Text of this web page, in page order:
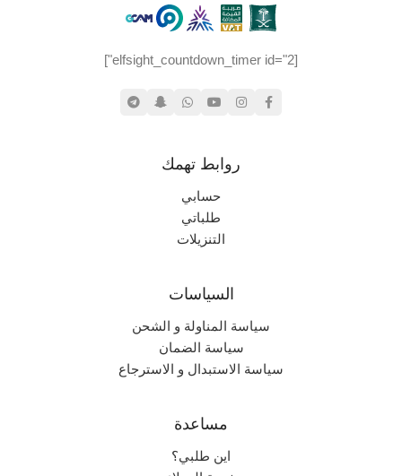
منصات اللعب المدعومة
[elfsight_countdown_timer id="2"]
روابط تهمك
حسابي
طلباتي
التنزيلات
السياسات
سياسة المناولة و الشحن
سياسة الضمان
سياسة الاستبدال و الاسترجاع
مساعدة
اين طلبي؟